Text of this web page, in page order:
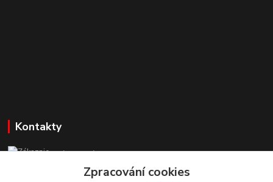
Kontakty
Zákaznická podpora StuhyLevně.cz
+420 725 618 353
Zpracování cookies